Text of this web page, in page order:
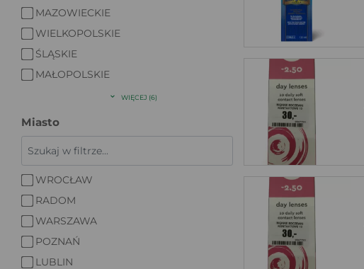
MAZOWIECKIE
WIELKOPOLSKIE
ŚLĄSKIE
MAŁOPOLSKIE
WIĘCEJ (6)
Miasto
WROCŁAW
RADOM
WARSZAWA
POZNAŃ
LUBLIN